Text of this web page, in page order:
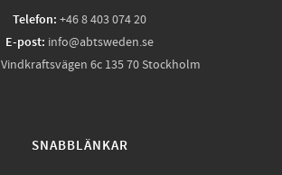
Telefon: +46 8 403 074 20
E-post: info@abtsweden.se
Vindkraftsvägen 6c 135 70 Stockholm
SNABBLÄNKAR